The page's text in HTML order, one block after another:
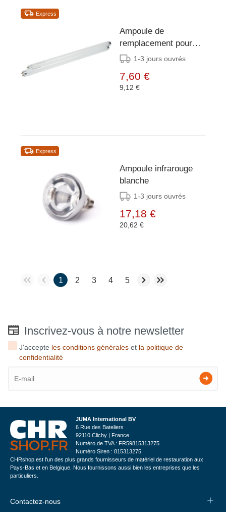
Express
Ampoule de
remplacement pour
pièges à mouches -
1-3 jours ouvrés
7,60 €
9,12 €
Express
Ampoule infrarouge
blanche
1-3 jours ouvrés
17,18 €
20,62 €
1 2 3 4 5
Inscrivez-vous à notre newsletter
J'accepte les conditions générales et la politique de
confidentialité
JUMA International BV
6 Rue des Bateliers
92110 Clichy | France
Numéro de TVA : FR59815313275
Numéro Siren : 815313275
CHRshop est l'un des plus grands fournisseurs de matériel de restauration aux
Pays-Bas et en Belgique. Nous fournissons aussi bien les entreprises que les
particuliers.
Contactez-nous